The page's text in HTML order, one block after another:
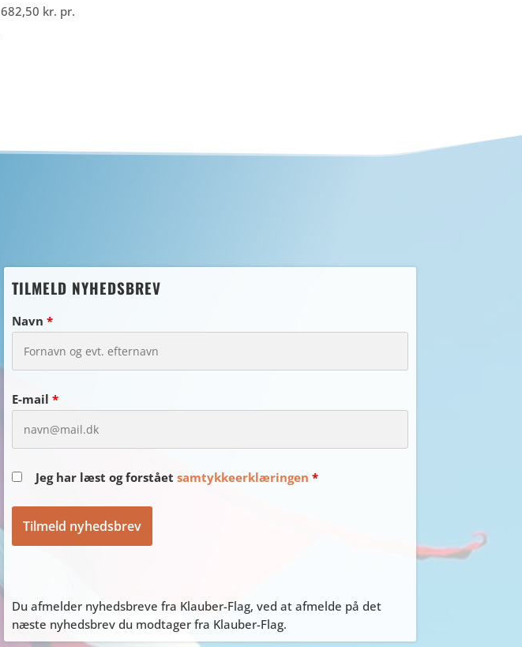
682,50 kr. pr.
TILMELD NYHEDSBREV
Navn*
E-mail*
Jeg har læst og forståetsamtykkeerklæringen *
Du afmelder nyhedsbreve fra Klauber-Flag, ved at afmelde på det
næste nyhedsbrev du modtager fra Klauber-Flag.